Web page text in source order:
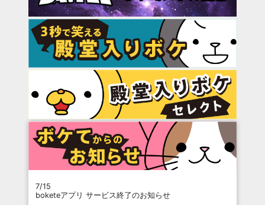
7/15
boketeアプリ サービス終了のお知らせ